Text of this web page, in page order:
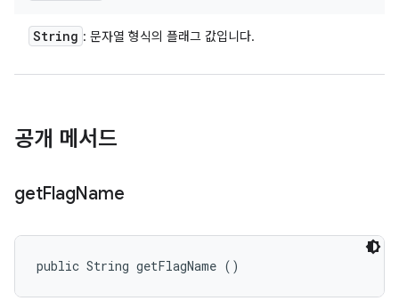
String : 문자열 형식의 플래그 값입니다.
공개 메서드
getFlagName
public String getFlagName ()